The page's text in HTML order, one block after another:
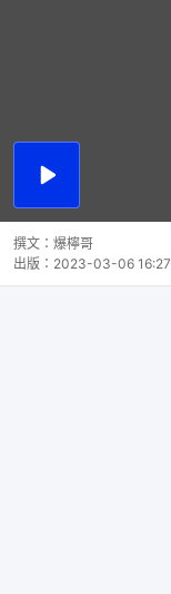
播
撰文： 爆檸哥
出版： 2023-03-06 16:27